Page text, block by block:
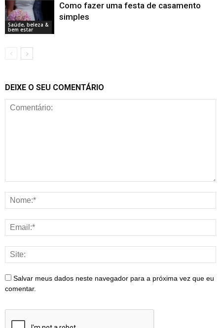
Saúde, beleza &
bem estar
Como fazer uma festa de casamento
simples
DEIXE O SEU COMENTÁRIO
Salvar meus dados neste navegador para a próxima vez que eu
comentar.